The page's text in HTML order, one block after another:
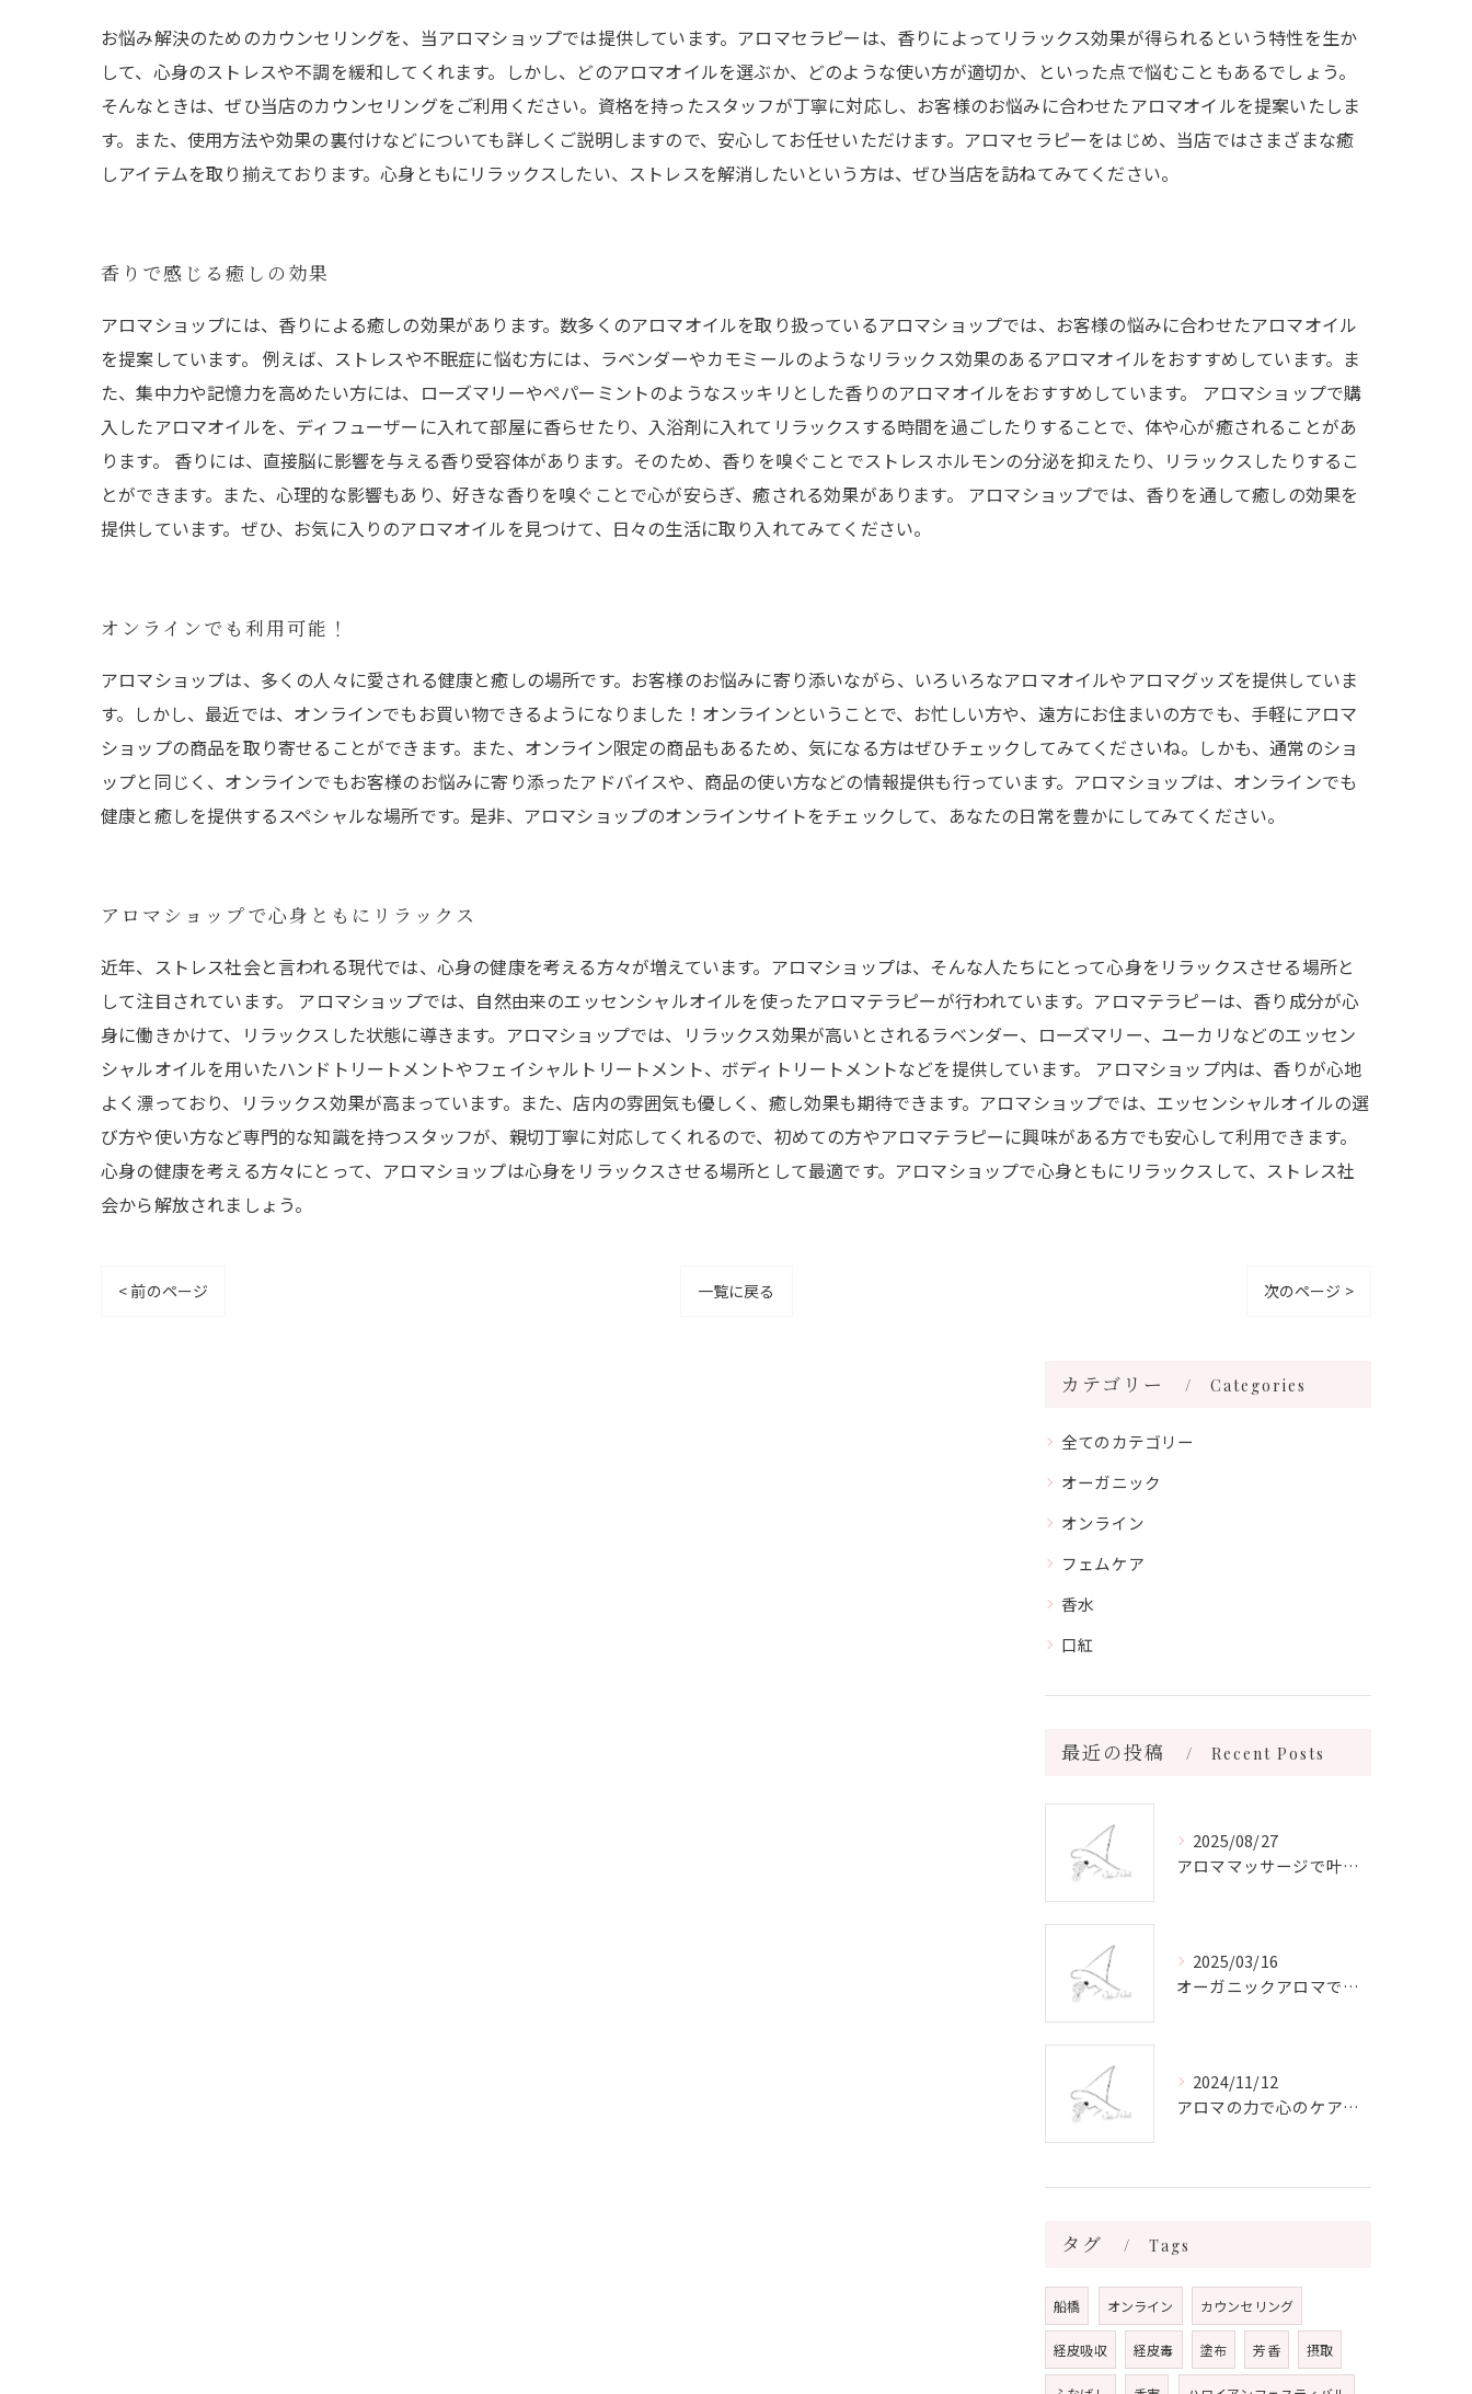
お悩み解決のためのカウンセリングを、当アロマショップでは提供しています。アロマセラピーは、香りによってリラックス効果が得られるという特性を生か
して、心身のストレスや不調を緩和してくれます。しかし、どのアロマオイルを選ぶか、どのような使い方が適切か、といった点で悩むこともあるでしょう。
そんなときは、ぜひ当店のカウンセリングをご利用ください。資格を持ったスタッフが丁寧に対応し、お客様のお悩みに合わせたアロマオイルを提案いたしま
す。また、使用方法や効果の裏付けなどについても詳しくご説明しますので、安心してお任せいただけます。アロマセラピーをはじめ、当店ではさまざまな癒
しアイテムを取り揃えております。心身ともにリラックスしたい、ストレスを解消したいという方は、ぜひ当店を訪ねてみてください。
香りで感じる癒しの効果
アロマショップには、香りによる癒しの効果があります。数多くのアロマオイルを取り扱っているアロマショップでは、お客様の悩みに合わせたアロマオイル
を提案しています。 例えば、ストレスや不眠症に悩む方には、ラベンダーやカモミールのようなリラックス効果のあるアロマオイルをおすすめしています。ま
た、集中力や記憶力を高めたい方には、ローズマリーやペパーミントのようなスッキリとした香りのアロマオイルをおすすめしています。 アロマショップで購
入したアロマオイルを、ディフューザーに入れて部屋に香らせたり、入浴剤に入れてリラックスする時間を過ごしたりすることで、体や心が癒されることがあ
ります。 香りには、直接脳に影響を与える香り受容体があります。そのため、香りを嗅ぐことでストレスホルモンの分泌を抑えたり、リラックスしたりするこ
とができます。また、心理的な影響もあり、好きな香りを嗅ぐことで心が安らぎ、癒される効果があります。 アロマショップでは、香りを通して癒しの効果を
提供しています。ぜひ、お気に入りのアロマオイルを見つけて、日々の生活に取り入れてみてください。
オンラインでも利用可能！
アロマショップは、多くの人々に愛される健康と癒しの場所です。お客様のお悩みに寄り添いながら、いろいろなアロマオイルやアロマグッズを提供していま
す。しかし、最近では、オンラインでもお買い物できるようになりました！オンラインということで、お忙しい方や、遠方にお住まいの方でも、手軽にアロマ
ショップの商品を取り寄せることができます。また、オンライン限定の商品もあるため、気になる方はぜひチェックしてみてくださいね。しかも、通常のショ
ップと同じく、オンラインでもお客様のお悩みに寄り添ったアドバイスや、商品の使い方などの情報提供も行っています。アロマショップは、オンラインでも
健康と癒しを提供するスペシャルな場所です。是非、アロマショップのオンラインサイトをチェックして、あなたの日常を豊かにしてみてください。
アロマショップで心身ともにリラックス
近年、ストレス社会と言われる現代では、心身の健康を考える方々が増えています。アロマショップは、そんな人たちにとって心身をリラックスさせる場所と
して注目されています。 アロマショップでは、自然由来のエッセンシャルオイルを使ったアロマテラピーが行われています。アロマテラピーは、香り成分が心
身に働きかけて、リラックスした状態に導きます。アロマショップでは、リラックス効果が高いとされるラベンダー、ローズマリー、ユーカリなどのエッセン
シャルオイルを用いたハンドトリートメントやフェイシャルトリートメント、ボディトリートメントなどを提供しています。 アロマショップ内は、香りが心地
よく漂っており、リラックス効果が高まっています。また、店内の雰囲気も優しく、癒し効果も期待できます。アロマショップでは、エッセンシャルオイルの選
び方や使い方など専門的な知識を持つスタッフが、親切丁寧に対応してくれるので、初めての方やアロマテラピーに興味がある方でも安心して利用できます。
心身の健康を考える方々にとって、アロマショップは心身をリラックスさせる場所として最適です。アロマショップで心身ともにリラックスして、ストレス社
会から解放されましょう。
< 前のページ 一覧に戻る 次のページ >
カテゴリー Categories
全てのカテゴリー
オーガニック
オンライン
フェムケア
香水
口紅
最近の投稿 Recent Posts
2025/08/27
アロママッサージで叶える心身リラックスと健康維持の新習慣ガイド
2025/03/16
オーガニックアロマで心と体を癒す
2024/11/12
アロマの力で心のケアをする方法
タグ Tags
船橋 オンライン カウンセリング
経皮吸収 経皮毒 塗布 芳香 摂取